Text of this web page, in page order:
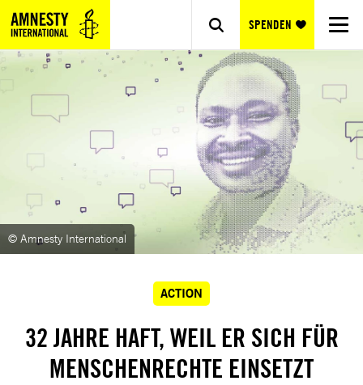
SPENDEN
© Amnesty International
ACTION
32 JAHRE HAFT, WEIL ER SICH FÜR
MENSCHENRECHTE EINSETZT